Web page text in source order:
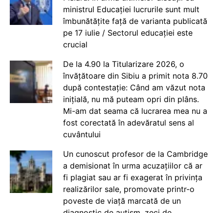
ministrul Educației lucrurile sunt mult
îmbunătățite față de varianta publicată
pe 17 iulie / Sectorul educației este
crucial
De la 4.90 la Titularizare 2026, o
învățătoare din Sibiu a primit nota 8.70
după contestație: Când am văzut nota
inițială, nu mă puteam opri din plâns.
Mi-am dat seama că lucrarea mea nu a
fost corectată în adevăratul sens al
cuvântului
Un cunoscut profesor de la Cambridge
a demisionat în urma acuzațiilor că ar
fi plagiat sau ar fi exagerat în privința
realizărilor sale, promovate printr-o
poveste de viață marcată de un